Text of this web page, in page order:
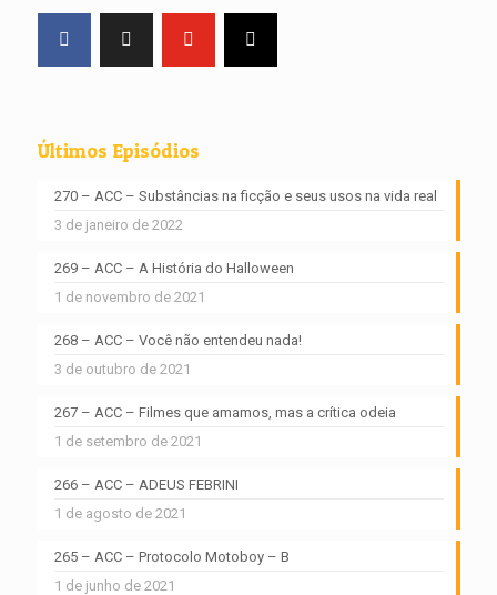
Últimos Episódios
270 – ACC – Substâncias na ficção e seus usos na vida real
3 de janeiro de 2022
269 – ACC – A História do Halloween
1 de novembro de 2021
268 – ACC – Você não entendeu nada!
3 de outubro de 2021
267 – ACC – Filmes que amamos, mas a crítica odeia
1 de setembro de 2021
266 – ACC – ADEUS FEBRINI
1 de agosto de 2021
265 – ACC – Protocolo Motoboy – B
1 de junho de 2021